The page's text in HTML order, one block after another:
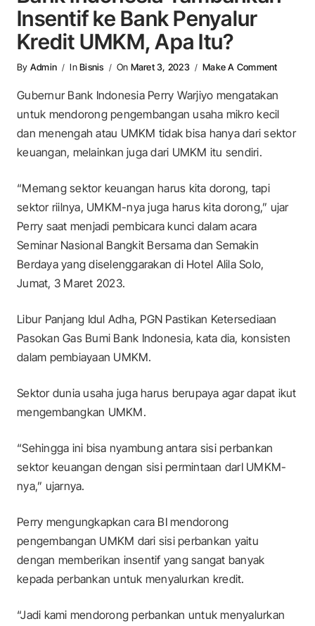
Insentif ke Bank Penyalur
Kredit UMKM, Apa Itu?
By Admin InBisnis On Maret 3, 2023 Make A CommentOn Bank
Gubernur Bank Indonesia Perry Warjiyo mengatakan
untuk mendorong pengembangan usaha mikro kecil
dan menengah atau UMKM tidak bisa hanya dari sektor
keuangan, melainkan juga dari UMKM itu sendiri.
“Memang sektor keuangan harus kita dorong, tapi
sektor riilnya, UMKM-nya juga harus kita dorong,” ujar
Perry saat menjadi pembicara kunci dalam acara
Seminar Nasional Bangkit Bersama dan Semakin
Berdaya yang diselenggarakan di Hotel Alila Solo,
Jumat, 3 Maret 2023.
Libur Panjang Idul Adha, PGN Pastikan Ketersediaan
Pasokan Gas Bumi Bank Indonesia, kata dia, konsisten
dalam pembiayaan UMKM.
Sektor dunia usaha juga harus berupaya agar dapat ikut
mengembangkan UMKM.
“Sehingga ini bisa nyambung antara sisi perbankan
sektor keuangan dengan sisi permintaan darI UMKM-
nya,” ujarnya.
Perry mengungkapkan cara BI mendorong
pengembangan UMKM dari sisi perbankan yaitu
dengan memberikan insentif yang sangat banyak
kepada perbankan untuk menyalurkan kredit.
“Jadi kami mendorong perbankan untuk menyalurkan